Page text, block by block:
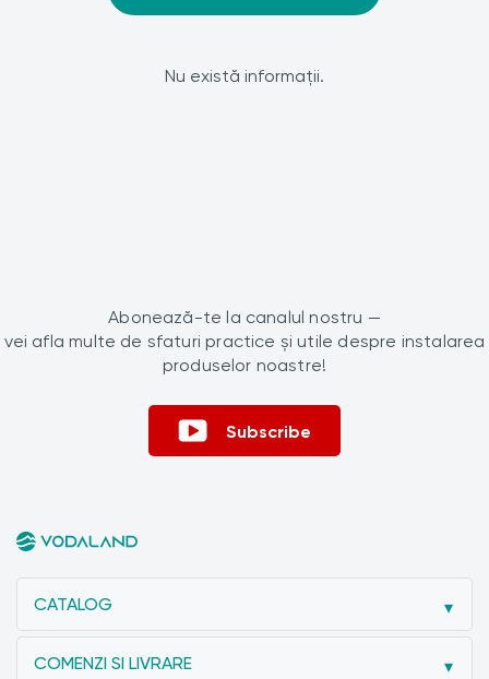
Nu există informații.
Abonează-te la canalul nostru —
vei afla multe de sfaturi practice și utile despre instalarea
produselor noastre!
Subscribe
CATALOG
COMENZI SI LIVRARE